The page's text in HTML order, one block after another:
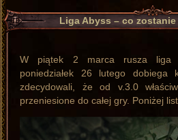
Liga Abyss – co
W piątek 2 marca rusza liga
poniedziałek 26 lutego dobiega
zdecydowali, że od v.3.0
przeniesione do całej gry. Poniżej